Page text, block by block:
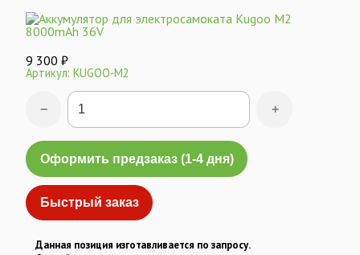
9 300 ₽
Артикул: KUGOO-M2
− +
Оформить предзаказ (1-4 дня)
Быстрый заказ
Данная позиция изготавливается по запросу.